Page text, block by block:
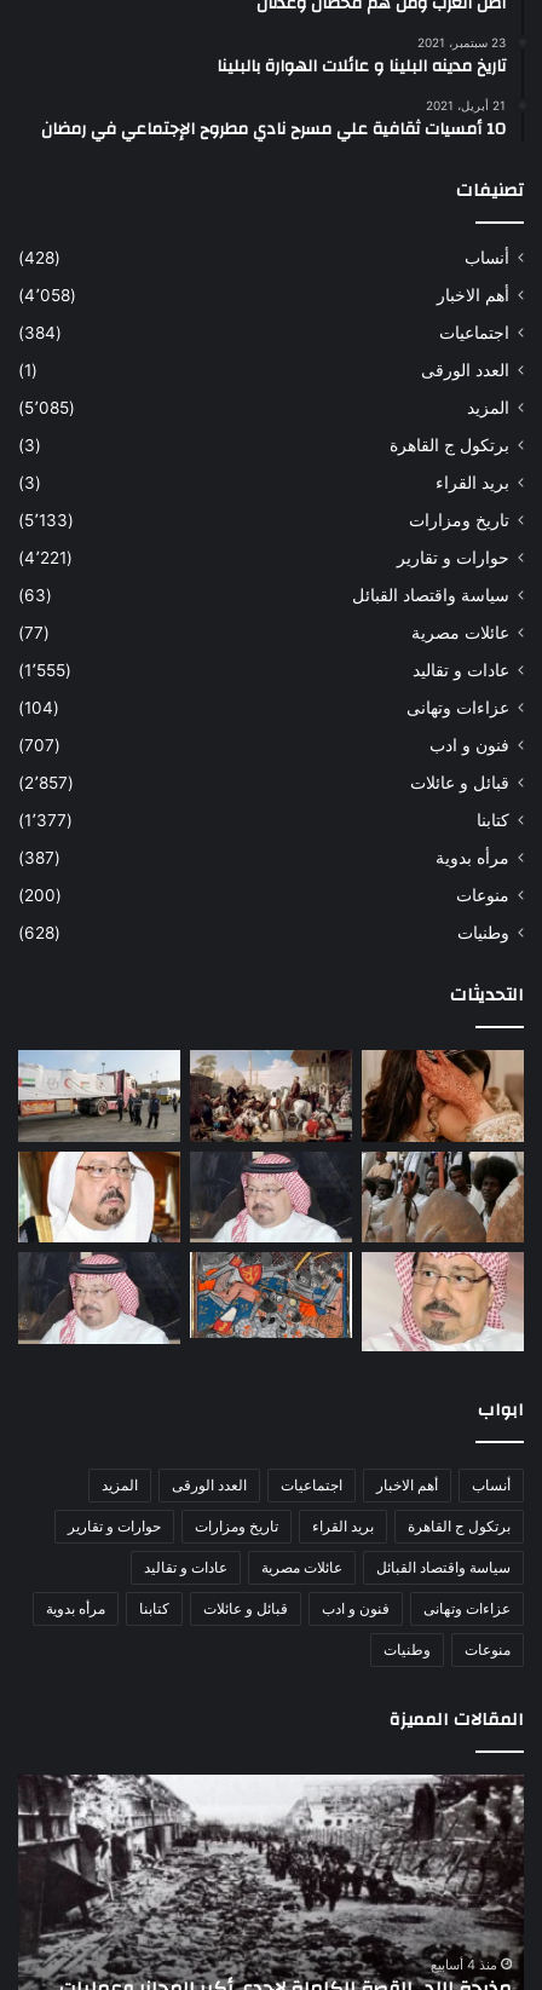
23 سبتمبر، 2021
تاريخ مدينه البلينا و عائلات الهوارة بالبلينا
21 أبريل، 2021
10 أمسيات ثقافية علي مسرح نادي مطروح الإجتماعي في رمضان
تصنيفات
أنساب
(428)
أهم الاخبار
(4٬058)
اجتماعيات
(384)
العدد الورقى
(1)
المزيد
(5٬085)
برتكول ج القاهرة
(3)
بريد القراء
(3)
تاريخ ومزارات
(5٬133)
حوارات و تقارير
(4٬221)
سياسة واقتصاد القبائل
(63)
عائلات مصرية
(77)
عادات و تقاليد
(1٬555)
عزاءات وتهانى
(104)
فنون و ادب
(707)
قبائل و عائلات
(2٬857)
كتابنا
(1٬377)
مرأه بدوية
(387)
منوعات
(200)
وطنيات
(628)
التحديثات
ابواب
أنساب أهم الاخبار اجتماعيات العدد الورقى المزيد
برتكول ج القاهرة بريد القراء تاريخ ومزارات حوارات و تقارير
سياسة واقتصاد القبائل عائلات مصرية عادات و تقاليد
عزاءات وتهانى فنون و ادب قبائل و عائلات كتابنا مرأه بدوية
منوعات وطنيات
المقالات المميزة
اللواء
دكتور
راضي
عبدالمعطي
يكتب:
30
يونيو
منذ 4 أسابيع